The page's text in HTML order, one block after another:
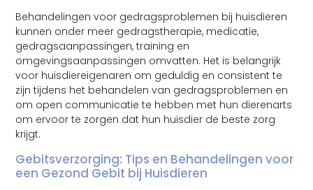
Behandelingen voor gedragsproblemen bij huisdieren
kunnen onder meer gedragstherapie, medicatie,
gedragsaanpassingen, training en
omgevingsaanpassingen omvatten. Het is belangrijk
voor huisdiereigenaren om geduldig en consistent te
zijn tijdens het behandelen van gedragsproblemen en
om open communicatie te hebben met hun dierenarts
om ervoor te zorgen dat hun huisdier de beste zorg
krijgt.
Gebitsverzorging: Tips en Behandelingen voor
een Gezond Gebit bij Huisdieren